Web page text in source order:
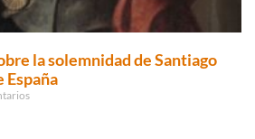
la solemnidad de Santiago
España